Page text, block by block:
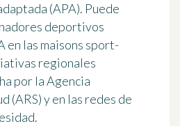
(APA). Puede
deportivos
en las maisons sport-
regionales
por la Agencia
(ARS) y en las redes de